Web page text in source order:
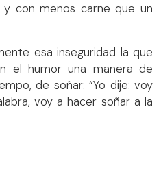
y con menos carne que un
esa inseguridad la que
el humor una manera de
de soñar: “Yo dije: voy
voy a hacer soñar a la